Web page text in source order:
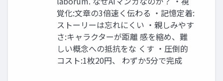
覚化:文章の3倍速く伝わる ・記憶定着:
ストーリーは忘れにくい ・親しみやす
さ:キャラクターが距離 感を縮め、難
しい概念への抵抗をな くす ・圧倒的
コスト:1枚20円、 わずか5分で完成